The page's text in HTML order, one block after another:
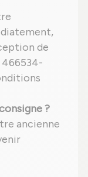
de
?
ancienne